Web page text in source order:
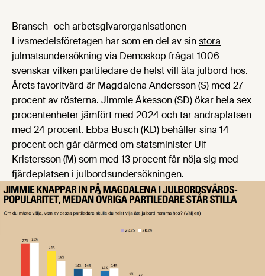
Bransch- och arbetsgivarorganisationen
Livsmedelsföretagen har som en del av sinstora
julmatsundersökning via Demoskop frågat 1006
svenskar vilken partiledare de helst vill äta julbord hos.
Årets favoritvärd är Magdalena Andersson (S) med 27
procent av rösterna. Jimmie Åkesson (SD) ökar hela sex
procentenheter jämfört med 2024 och tar andraplatsen
med 24 procent. Ebba Busch (KD) behåller sina 14
procent och går därmed om statsminister Ulf
Kristersson (M) som med 13 procent får nöja sig med
fjärdeplatsen i julbordsundersökningen.